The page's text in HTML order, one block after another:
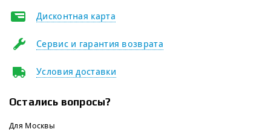
Дисконтная карта
Сервис и гарантия возврата
Условия доставки
Остались вопросы?
Для Москвы